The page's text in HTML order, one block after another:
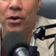
durante
25 anos do
segue até